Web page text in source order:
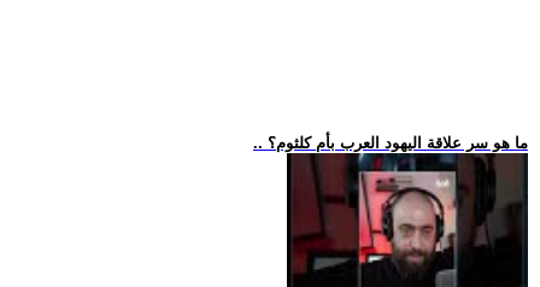
.. ما هو سر علاقة اليهود العرب بأم كلثوم؟